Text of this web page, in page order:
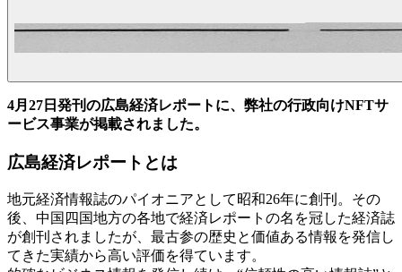
4月27日発刊の広島経済レポートに、弊社の行政向けNFTサ
ービス事業が掲載されました。
広島経済レポートとは
地元経済情報誌のパイオニアとして昭和26年に創刊。その
後、中国四国地方の各地で経済レポートの名を冠した経済誌
が創刊されましたが、最古参の歴史と価値ある情報を発信し
てきた実績から高い評価を得ています。